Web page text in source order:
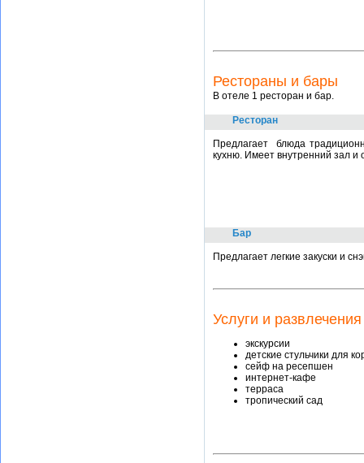
Рестораны и бары
В отеле 1 ресторан и бар.
Ресторан
Предлагает блюда
кухню. Имеет внутренний зал и
Бар
Предлагает легкие закуски и
Услуги и развлечения
экскурсии
детские стульчики для
сейф на ресепшен
интернет-кафе
терраса
тропический сад